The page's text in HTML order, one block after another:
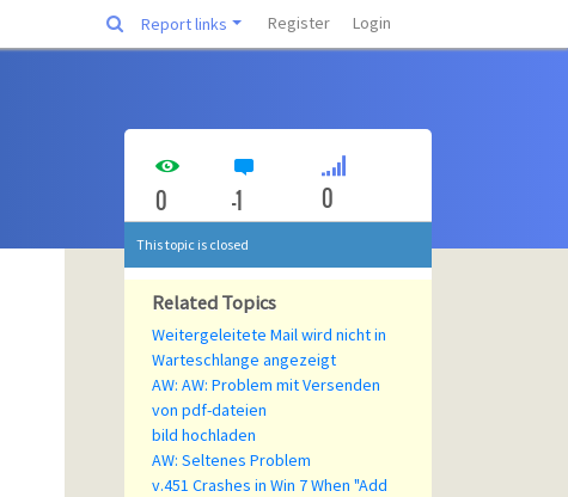
Report links Register Login
0 -1 0
This topic is closed
Related Topics
Weitergeleitete Mail wird nicht in
Warteschlange angezeigt
AW: AW: Problem mit Versenden
von pdf-dateien
bild hochladen
AW: Seltenes Problem
v.451 Crashes in Win 7 When "Add